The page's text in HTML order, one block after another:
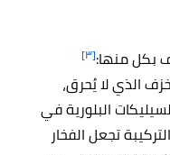
بكل منها:[٣]
الذي لا يُحرق،
البلورية في
تجعل الفخار